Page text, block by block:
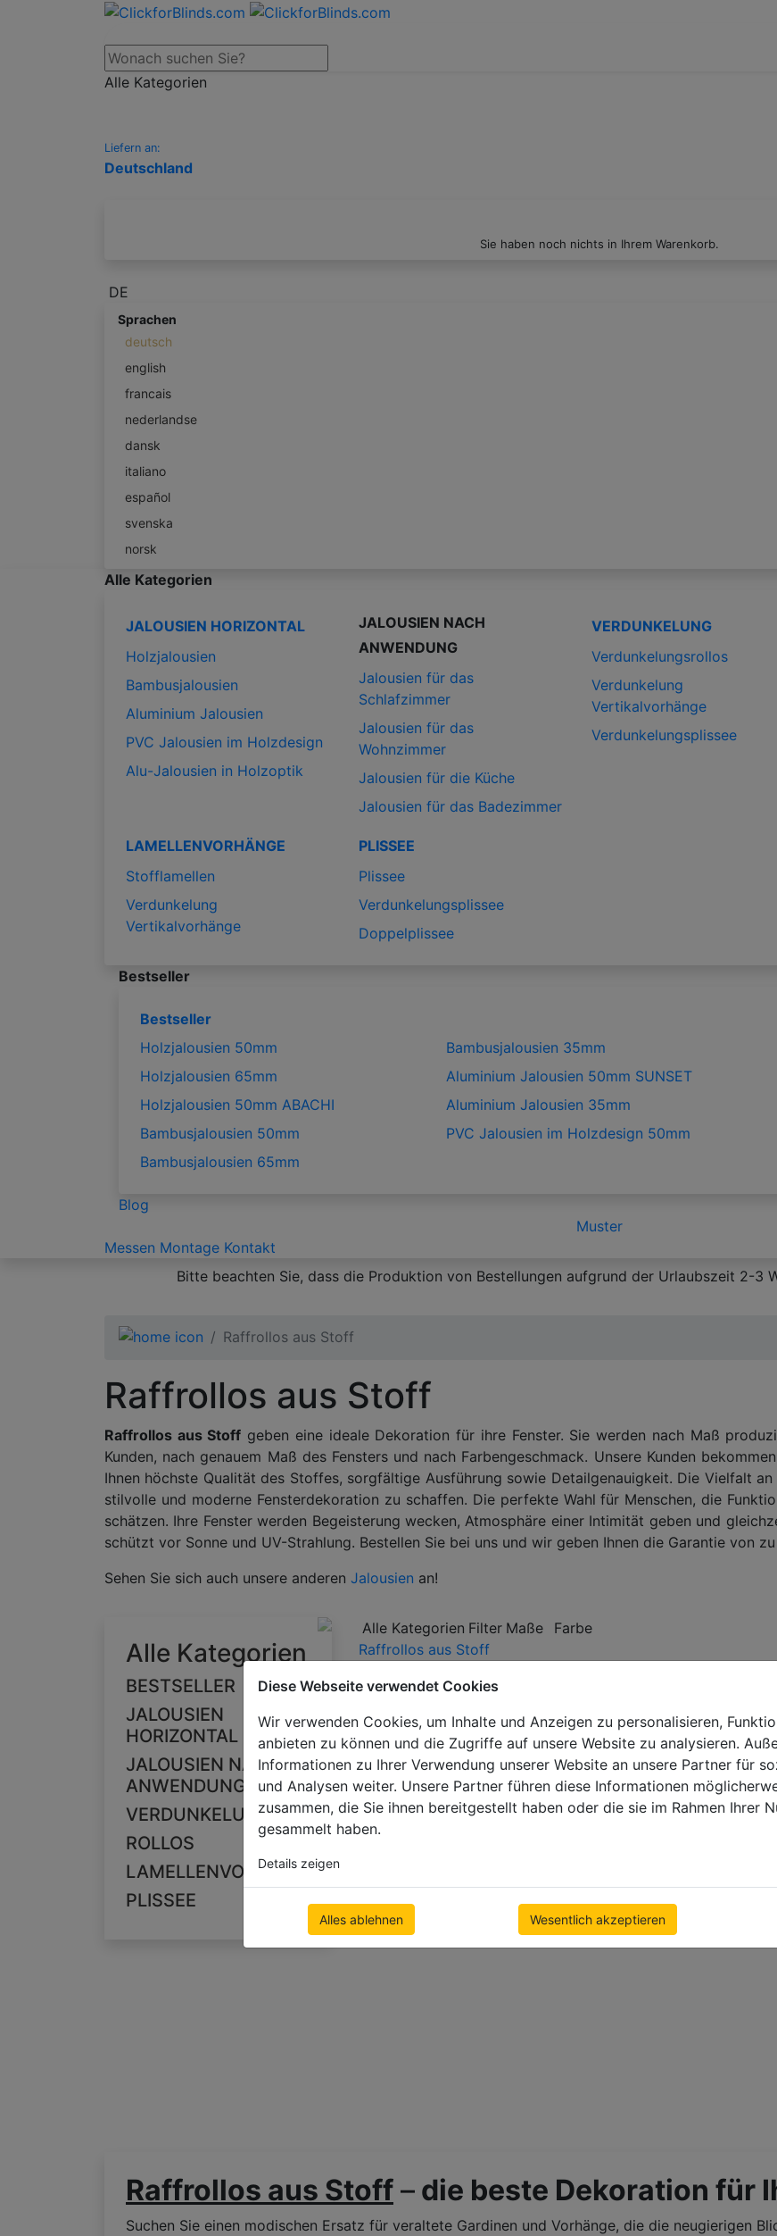
Diese Webseite verwendet Cookies
Wir verwenden Cookies, um Inhalte und Anzeigen zu personalisieren,
anbieten zu können und die Zugriffe auf unsere Website zu analysieren.
Informationen zu Ihrer Verwendung unserer Website an unsere Partner für
und Analysen weiter. Unsere Partner führen diese Informationen
zusammen, die Sie ihnen bereitgestellt haben oder die sie im Rahmen Ihrer
gesammelt haben.
Details zeigen
Alles ablehnen Wesentlich akzeptieren
Alle Kategorien
Liefern an:
Deutschland
Sie haben noch nichts in Ihrem Warenkorb.
DE
Sprachen
deutsch
english
francais
nederlandse
dansk
italiano
español
svenska
norsk
Alle Kategorien
JALOUSIEN HORIZONTAL
Holzjalousien
Bambusjalousien
Aluminium Jalousien
PVC Jalousien im Holzdesign
Alu-Jalousien in Holzoptik
JALOUSIEN NACH
ANWENDUNG
Jalousien für das
Schlafzimmer
Jalousien für das
Wohnzimmer
Jalousien für die Küche
Jalousien für das Badezimmer
VERDUNKELUNG
Verdunkelungsrollos
Verdunkelung
Vertikalvorhänge
Verdunkelungsplissee
LAMELLENVORHÄNGE
Stofflamellen
Verdunkelung
Vertikalvorhänge
PLISSEE
Plissee
Verdunkelungsplissee
Doppelplissee
Bestseller
Bestseller
Holzjalousien 50mm
Holzjalousien 65mm
Holzjalousien 50mm ABACHI
Bambusjalousien 50mm
Bambusjalousien 65mm
Bambusjalousien 35mm
Aluminium Jalousien 50mm SUNSET
Aluminium Jalousien 35mm
PVC Jalousien im Holzdesign 50mm
Blog
Muster
Messen Montage Kontakt
Bitte beachten Sie, dass die Produktion von Bestellungen aufgrund der Urlaubszeit 2-3
Raffrollos aus Stoff
Raffrollos aus Stoff
Raffrollos aus Stoff geben eine ideale Dekoration für ihre Fenster. Sie werden nach Maß
Kunden, nach genauem Maß des Fensters und nach Farbengeschmack. Unsere Kunden
Ihnen höchste Qualität des Stoffes, sorgfältige Ausführung sowie Detailgenauigkeit. Die Vielfalt
stilvolle und moderne Fensterdekoration zu schaffen. Die perfekte Wahl für Menschen, die
schätzen. Ihre Fenster werden Begeisterung wecken, Atmosphäre einer Intimität geben und
schützt vor Sonne und UV-Strahlung. Bestellen Sie bei uns und wir geben Ihnen die Garantie von
Sehen Sie sich auch unsere anderen Jalousien an!
Alle Kategorien
BESTSELLER
JALOUSIEN
HORIZONTAL
JALOUSIEN NACH
ANWENDUNG
VERDUNKELUNG
ROLLOS
LAMELLENVORHÄNGE
PLISSEE
Alle Kategorien Filter Maße Farbe
Raffrollos aus Stoff
Es gibt solche
Raffrollos aus Stoff – die beste Dekoration für
Suchen Sie einen modischen Ersatz für veraltete Gardinen und Vorhänge, die die neugierigen